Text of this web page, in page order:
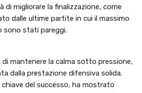
di migliorare la finalizzazione, come
dalle ultime partite in cui il massimo
stati pareggi.
di mantenere la calma sotto pressione,
dalla prestazione difensiva solida.
chiave del successo, ha mostrato